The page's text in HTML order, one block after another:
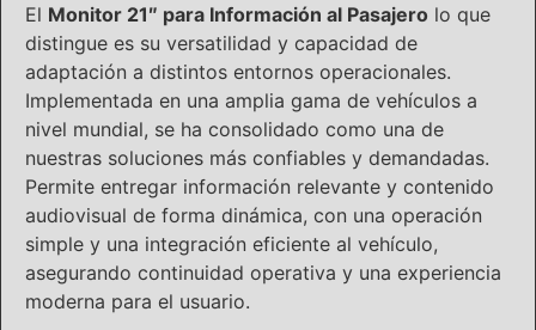
El Monitor 21″ para Información al Pasajero lo que
distingue es su versatilidad y capacidad de
adaptación a distintos entornos operacionales.
Implementada en una amplia gama de vehículos a
nivel mundial, se ha consolidado como una de
nuestras soluciones más confiables y demandadas.
Permite entregar información relevante y contenido
audiovisual de forma dinámica, con una operación
simple y una integración eficiente al vehículo,
asegurando continuidad operativa y una experiencia
moderna para el usuario.